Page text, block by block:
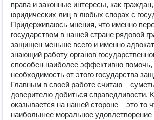
права и законные интересы, как граждан,
юридических лиц в любых спорах с
Придерживаюсь мнения, что именно
государством в нашей стране рядовой
защищен меньше всего и именно
знающий работу органов
способен наиболее эффективно помочь,
необходимость от этого государства
Главным в своей работе считаю –
доверителю добиться справедливости.
оказывается на нашей стороне – это то
наибольшее моральное удовлетворение